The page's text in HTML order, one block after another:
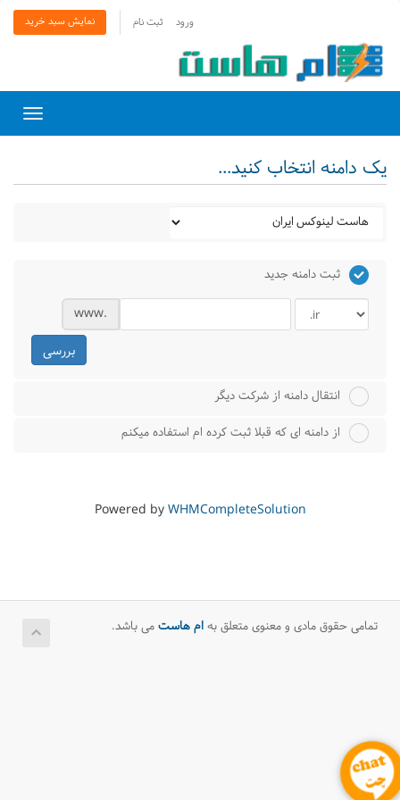
ورود ثبت نام نمایش سبد خرید
یک دامنه انتخاب کنید...
ثبت دامنه جدید
www.
بررسی
انتقال دامنه از شرکت دیگر
از دامنه ای که قبلا ثبت کرده ام استفاده میکنم
Powered byWHMCompleteSolution
تمامی حقوق مادی و معنوی متعلق بهام هاستمی باشد.